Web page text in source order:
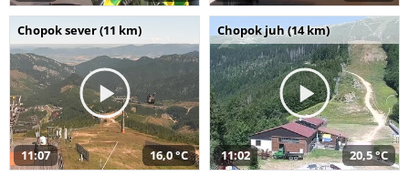
Chopok sever (11 km)
11:07 16,0 °C
Chopok juh (14 km)
11:02 20,5 °C